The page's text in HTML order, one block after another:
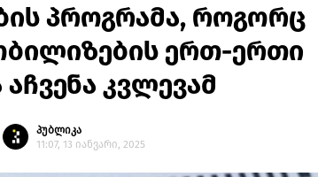
პროგრამა, როგორც
ერთ-ერთი
კვლევამ
პუბლიკა
11:07, 13 იანვარი, 2025